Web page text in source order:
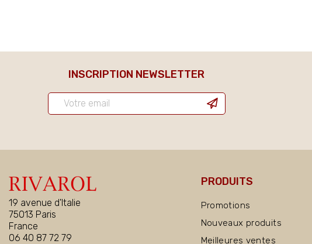
INSCRIPTION NEWSLETTER
19 avenue d'Italie
75013 Paris
France
06 40 87 72 79
PRODUITS
Promotions
Nouveaux produits
Meilleures ventes